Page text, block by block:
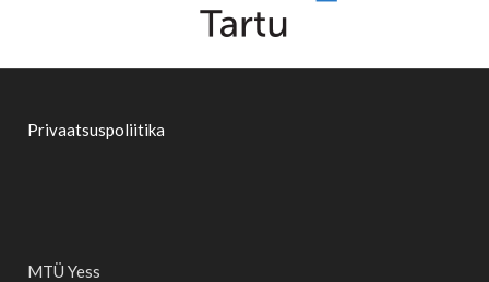
Privaatsuspoliitika
MTÜ Yess